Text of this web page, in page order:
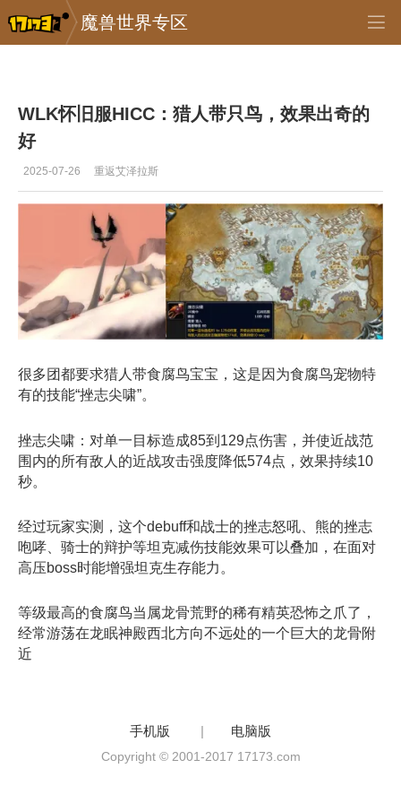
魔兽世界专区
专区_《魔兽世界》 >
WLK怀旧服HICC：猎人带只鸟，效果出奇的
好
2025-07-26 重返艾泽拉斯
很多团都要求猎人带食腐鸟宝宝，这是因为食腐鸟宠物特
有的技能“挫志尖啸”。
挫志尖啸 ： 对单一目标造成85到129点伤害，并使近战范
围内的所有敌人的近战攻击强度降低574点，效果持续10
秒。
经过玩家实测，这个debuff和战士的挫志怒吼 、熊的挫志
咆哮 、骑士的辩护等坦克减伤技能效果可以叠加 ，在面对
高压boss时能增强坦克生存能力。
等级最高的食腐鸟当属龙骨荒野的稀有精英恐怖之爪了，
经常游荡在龙眠神殿西北方向不远处的一个巨大的龙骨附
近
手机版 | 电脑版
Copyright © 2001-2017 17173.com